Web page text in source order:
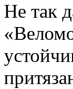
Не так